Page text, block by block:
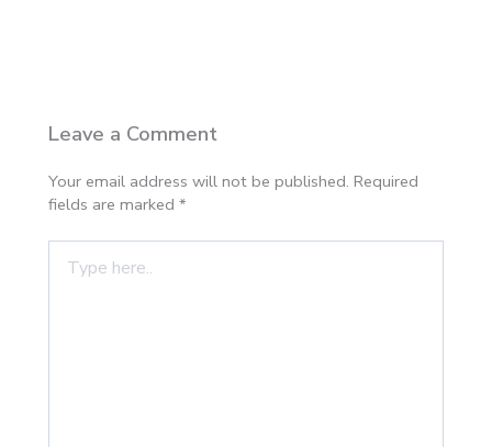
Leave a Comment
Your email address will not be published. Required
fields are marked*
here..